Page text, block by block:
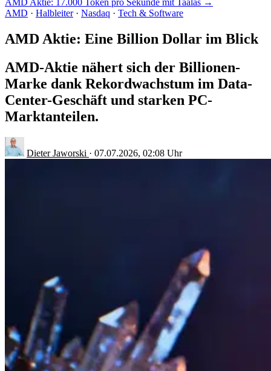
AMD Aktie: 17.000 Token pro Sekunde mit Taalas →
AMD · Halbleiter · Nasdaq · Tech & Software
AMD Aktie: Eine Billion Dollar im Blick
AMD-Aktie nähert sich der Billionen-
Marke dank Rekordwachstum im Data-
Center-Geschäft und starken PC-
Marktanteilen.
Dieter Jaworski · 07.07.2026, 02:08 Uhr